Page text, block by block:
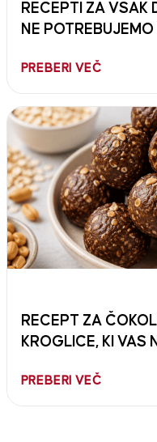
RECEPTI ZA VSAK
NE
PREBERI VEČ
RECEPT ZA
KROGLICE, KI VAS
PREBERI VEČ